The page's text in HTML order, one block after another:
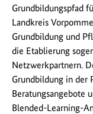
Grundbildungspfad
Landkreis
Grundbildung und
die Etablierung
Netzwerkpartnern.
Grundbildung in der
Beratungsangebote
Blended-Learning-